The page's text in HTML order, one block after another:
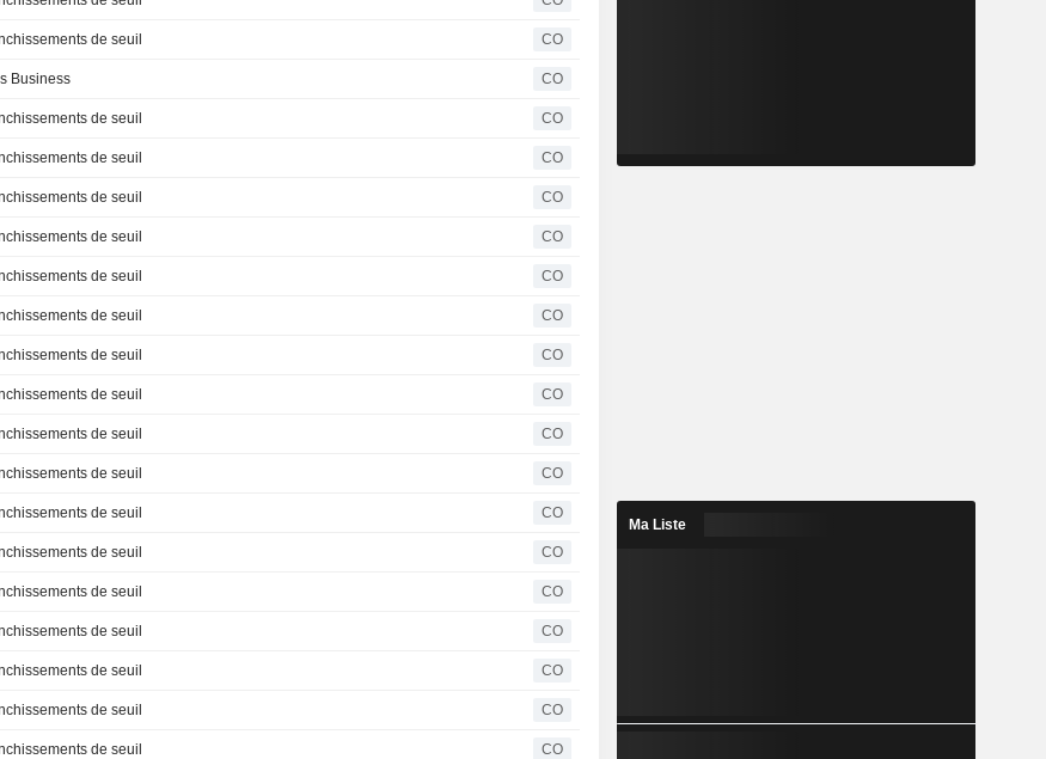
de seuil CO
Business CO
de seuil CO
de seuil CO
de seuil CO
de seuil CO
de seuil CO
de seuil CO
de seuil CO
de seuil CO
de seuil CO
de seuil CO
de seuil CO
de seuil CO
de seuil CO
de seuil CO
de seuil CO
de seuil CO
de seuil CO
Ma Liste